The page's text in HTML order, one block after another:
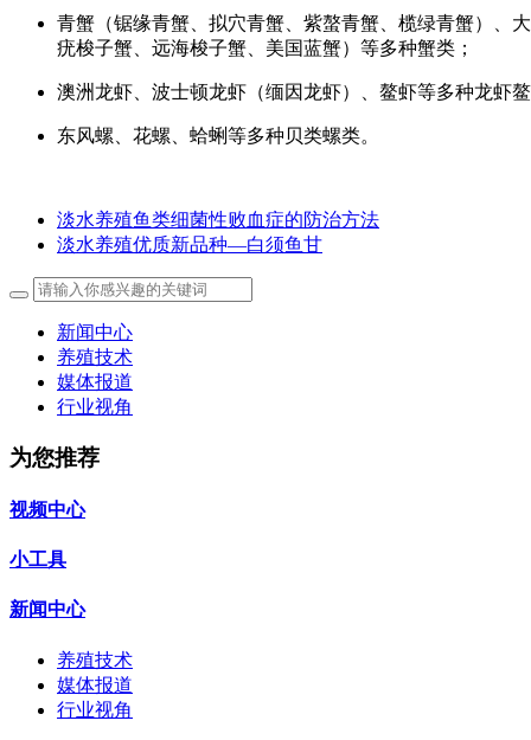
青蟹（锯缘青蟹、拟穴青蟹、紫螯青蟹、榄绿青蟹）、
疣梭子蟹、远海梭子蟹、美国蓝蟹）等多种蟹类；
澳洲龙虾、波士顿龙虾（缅因龙虾）、鳌虾等多种龙虾
东风螺、花螺、蛤蜊等多种贝类螺类。
淡水养殖鱼类细菌性败血症的防治方法
淡水养殖优质新品种―白须鱼甘
新闻中心
养殖技术
媒体报道
行业视角
为您推荐
视频中心
小工具
新闻中心
养殖技术
媒体报道
行业视角